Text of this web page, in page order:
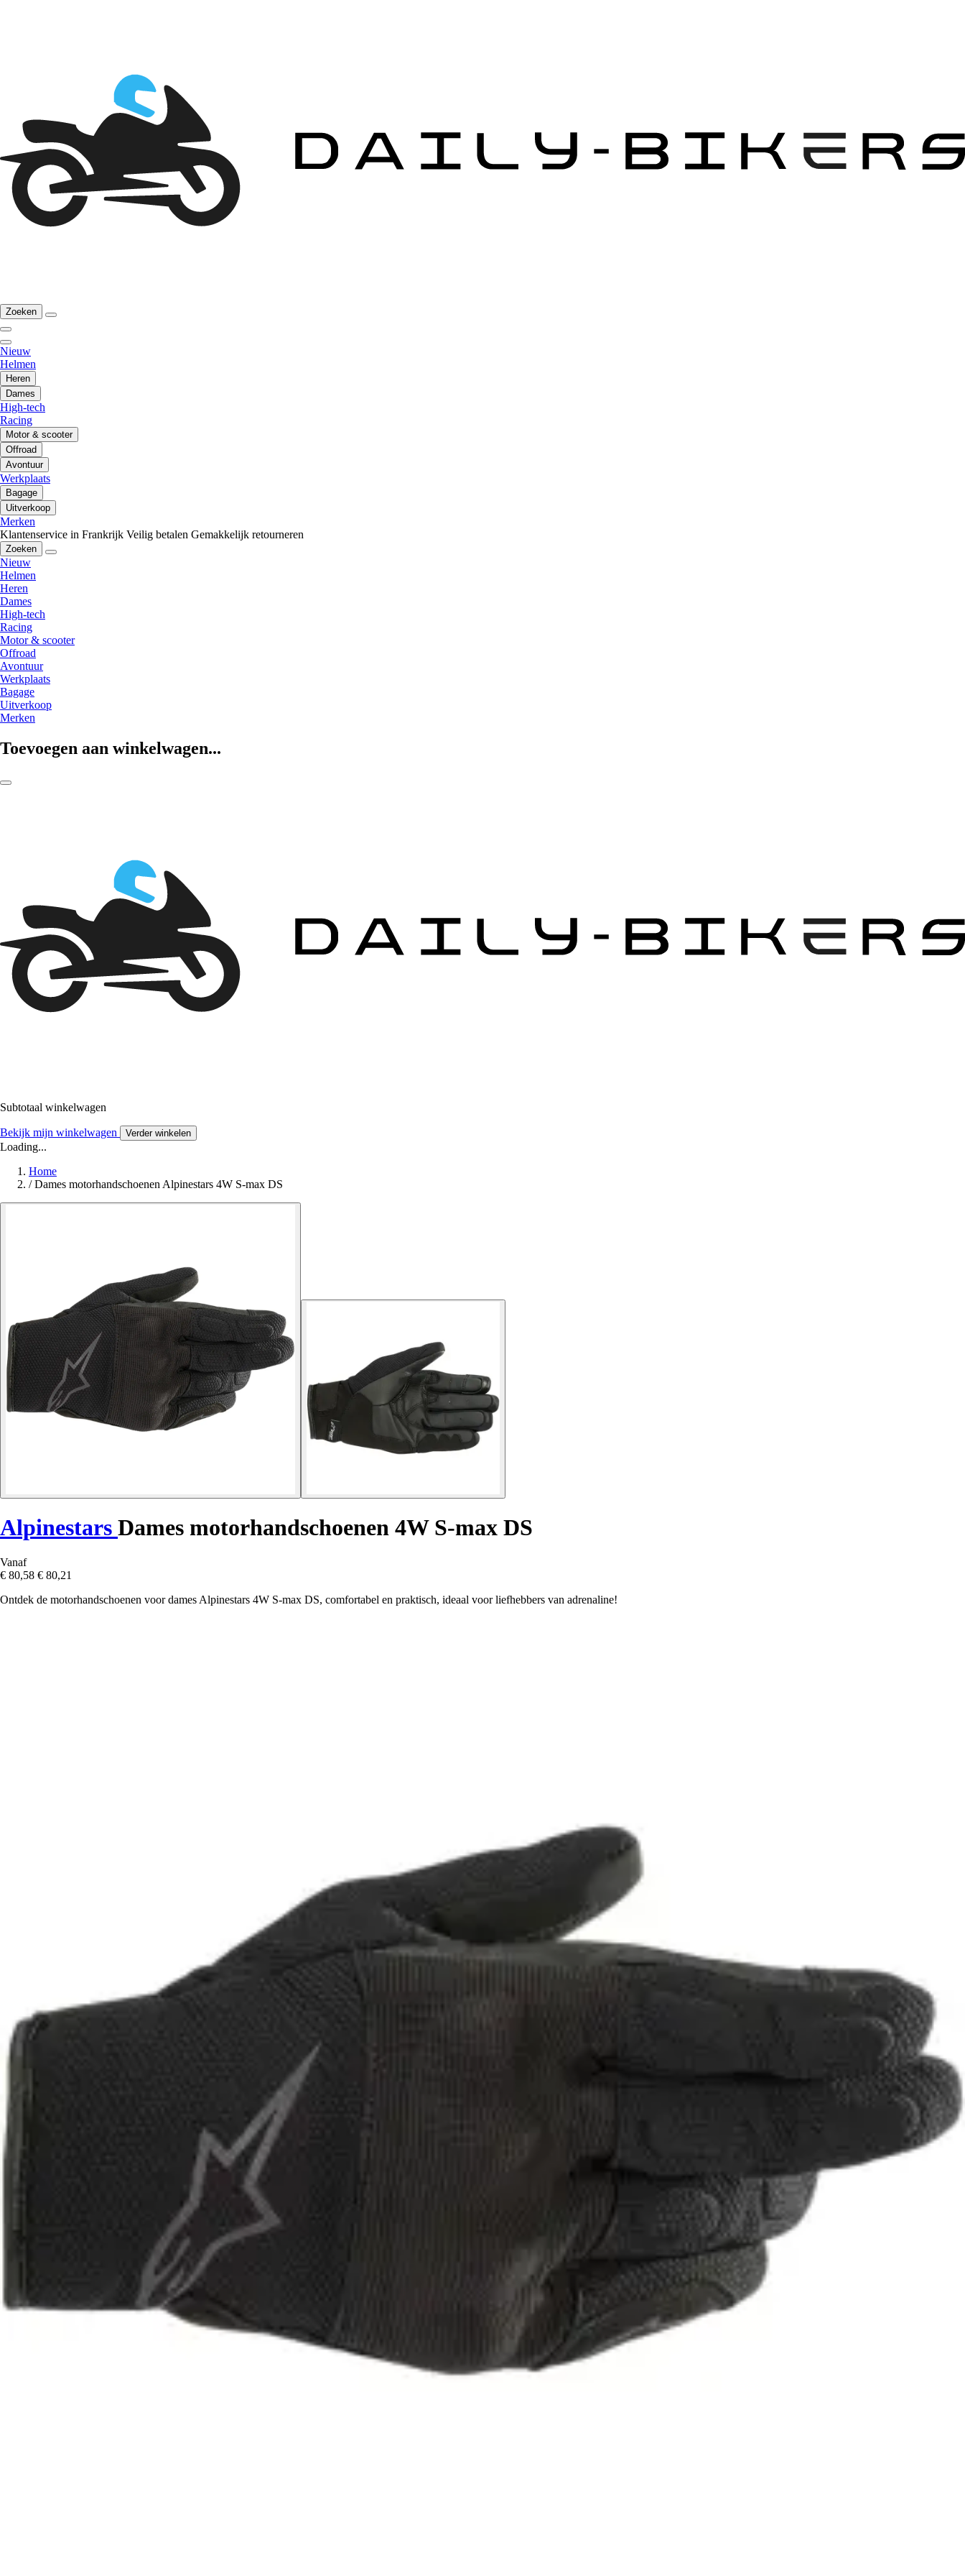
Zoeken
Nieuw
Helmen
Heren
Dames
High-tech
Racing
Motor & scooter
Offroad
Avontuur
Werkplaats
Bagage
Uitverkoop
Merken
Klantenservice in Frankrijk Veilig betalen Gemakkelijk retourneren
Zoeken
Nieuw
Helmen
Heren
Dames
High-tech
Racing
Motor & scooter
Offroad
Avontuur
Werkplaats
Bagage
Uitverkoop
Merken
Toevoegen aan winkelwagen...
Subtotaal winkelwagen
Bekijk mijn winkelwagen Verder winkelen
Loading...
Home
/ Dames motorhandschoenen Alpinestars 4W S-max DS
Alpinestars Dames motorhandschoenen 4W S-max DS
Vanaf
€ 80,58 € 80,21
Ontdek de motorhandschoenen voor dames Alpinestars 4W S-max DS, comfortabel en praktisch, ideaal voor liefhebbers van adrenaline!